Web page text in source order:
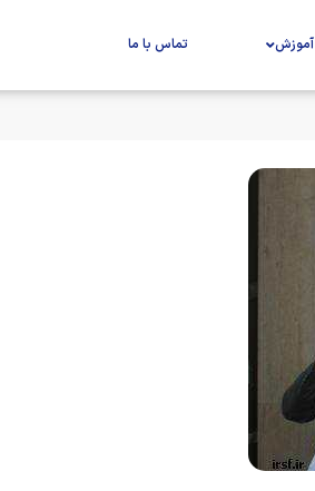
آموزش تماس با ما